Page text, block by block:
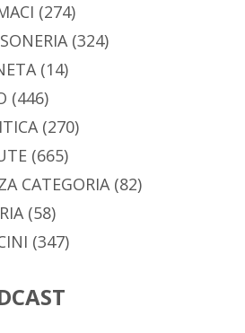
(274)
(324)
(14)
(446)
(270)
(665)
CATEGORIA(82)
(58)
(347)